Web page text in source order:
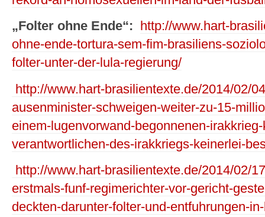
„Folter ohne Ende“:
http://www.hart-
ohne-ende-tortura-sem-fim-brasiliens-
folter-unter-der-lula-regierung/
http://www.hart-brasilientexte.de/2014/02/
ausenminister-schweigen-weiter-zu-15-
einem-lugenvorwand-begonnenen-
verantwortlichen-des-irakkriegs-keinerlei-
http://www.hart-brasilientexte.de/2014/02/
erstmals-funf-regimerichter-vor-gericht-
deckten-darunter-folter-und-entfuhrungen-